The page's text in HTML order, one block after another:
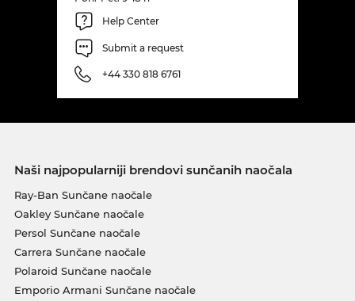
Help Center
Submit a request
+44 330 818 6761
Naši najpopularniji brendovi sunčanih naočala
Ray-Ban Sunčane naočale
Oakley Sunčane naočale
Persol Sunčane naočale
Carrera Sunčane naočale
Polaroid Sunčane naočale
Emporio Armani Sunčane naočale